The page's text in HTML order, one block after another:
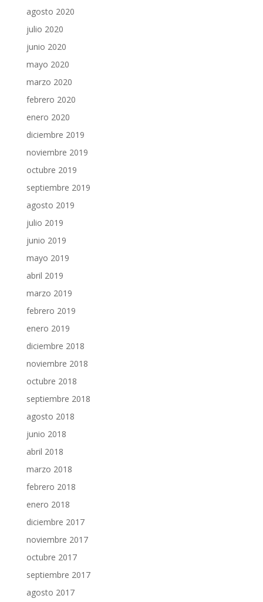
agosto 2020
julio 2020
junio 2020
mayo 2020
marzo 2020
febrero 2020
enero 2020
diciembre 2019
noviembre 2019
octubre 2019
septiembre 2019
agosto 2019
julio 2019
junio 2019
mayo 2019
abril 2019
marzo 2019
febrero 2019
enero 2019
diciembre 2018
noviembre 2018
octubre 2018
septiembre 2018
agosto 2018
junio 2018
abril 2018
marzo 2018
febrero 2018
enero 2018
diciembre 2017
noviembre 2017
octubre 2017
septiembre 2017
agosto 2017